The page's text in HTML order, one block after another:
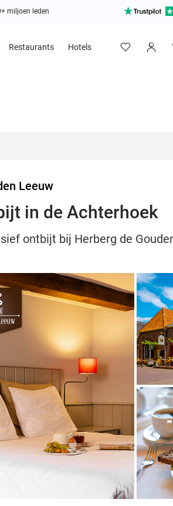
miljoen leden
Restaurants Hotels
Leeuw
in de Achterhoek
ontbijt bij Herberg de